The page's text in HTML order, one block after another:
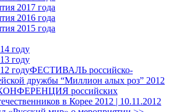
2017 года
2016 года
2015 года
году
году
годуФЕСТИВАЛЬ российско-
дружбы “Миллион алых роз” 2012
российских
в Корее 2012 | 10.11.2012